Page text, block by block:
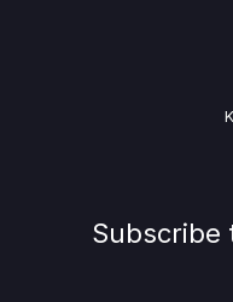
Subscribe